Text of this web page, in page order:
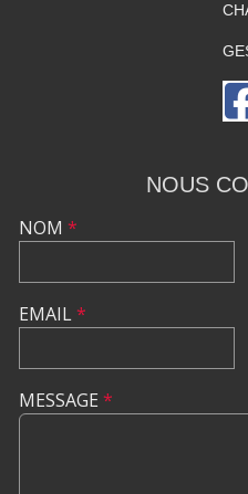
NOUS
NOM *
EMAIL*
MESSAGE *